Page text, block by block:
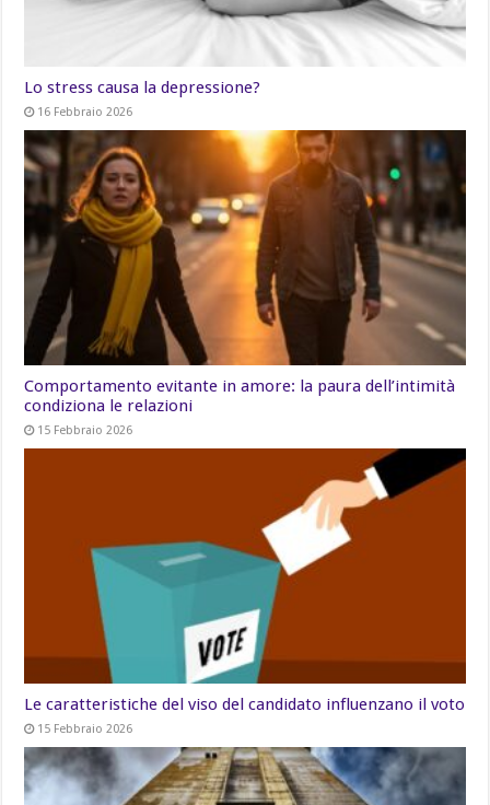
Lo stress causa la depressione?
16 Febbraio 2026
Comportamento evitante in amore: la paura dell’intimità
condiziona le relazioni
15 Febbraio 2026
Le caratteristiche del viso del candidato influenzano il voto
15 Febbraio 2026